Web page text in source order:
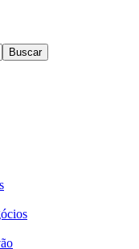
Buscar